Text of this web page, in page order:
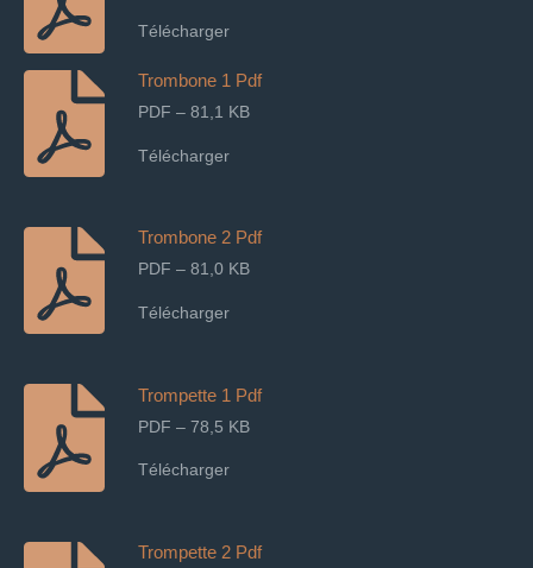
Télécharger
Trombone 1 Pdf
PDF – 81,1 KB
Télécharger
Trombone 2 Pdf
PDF – 81,0 KB
Télécharger
Trompette 1 Pdf
PDF – 78,5 KB
Télécharger
Trompette 2 Pdf